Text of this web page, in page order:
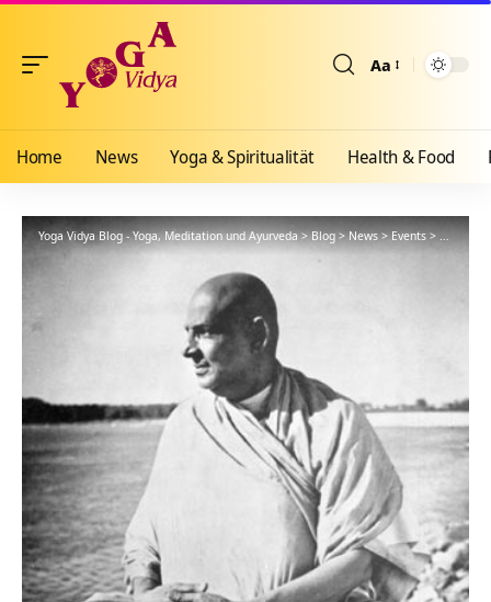
Aa
Home News Yoga & Spiritualität Health & Food
Yoga Vidya Blog - Yoga, Meditation und Ayurveda>Blog>News>Events>